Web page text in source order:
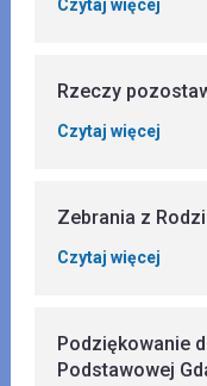
Czytaj więcej
Rzeczy
Czytaj więcej
Zebrania z
Czytaj więcej
Podziękowanie
Podstawowej